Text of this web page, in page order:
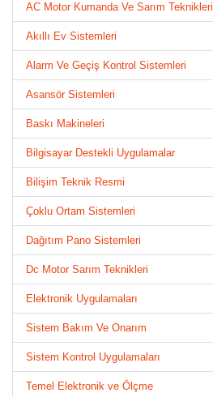
AC Motor Kumanda Ve Sarım Teknikleri
Akıllı Ev Sistemleri
Alarm Ve Geçiş Kontrol Sistemleri
Asansör Sistemleri
Baskı Makineleri
Bilgisayar Destekli Uygulamalar
Bilişim Teknik Resmi
Çoklu Ortam Sistemleri
Dağıtım Pano Sistemleri
Dc Motor Sarım Teknikleri
Elektronik Uygulamaları
Sistem Bakım Ve Onarım
Sistem Kontrol Uygulamaları
Temel Elektronik ve Ölçme